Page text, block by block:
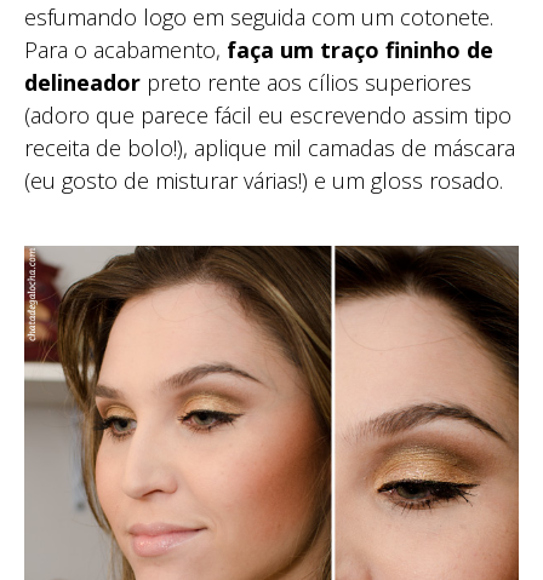
esfumando logo em seguida com um cotonete.
Para o acabamento, faça um traço fininho de
delineador preto rente aos cílios superiores
(adoro que parece fácil eu escrevendo assim tipo
receita de bolo!), aplique mil camadas de máscara
(eu gosto de misturar várias!) e um gloss rosado.